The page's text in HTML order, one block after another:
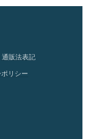
通販法表記
リシー